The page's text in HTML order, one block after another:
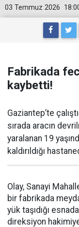
03 Temmuz 2026
Fabrikada
kaybetti!
Gaziantep’te
sırada aracın
yaralanan 19
kaldırıldığı
Olay, Sanayi
bir fabrikada
yük taşıdığı
direksiyon